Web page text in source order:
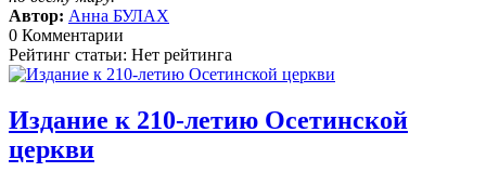
Автор: Анна БУЛАХ
0 Комментарии
Рейтинг статьи: Нет рейтинга
Издание к 210-летию Осетинской
церкви